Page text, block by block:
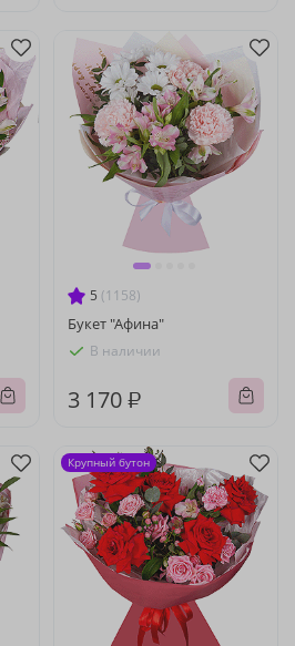
5 (1158)
Букет "Афина"
В наличии
3 170 ₽
Крупный бутон